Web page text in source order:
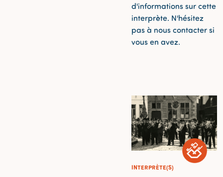
d'informations sur cette
interprète. N'hésitez
pas à nous contacter si
vous en avez.
INTERPRÈTE(S)